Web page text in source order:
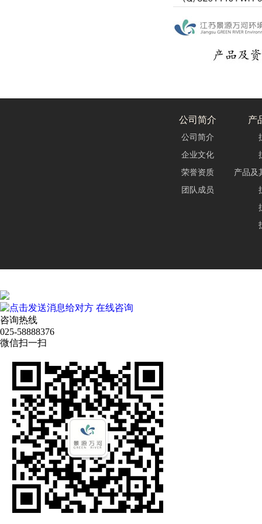
公司简介
公司简介
企业文化
荣誉资质
团队成员
产
产品及
在线咨询
咨询热线
025-58888376
微信扫一扫